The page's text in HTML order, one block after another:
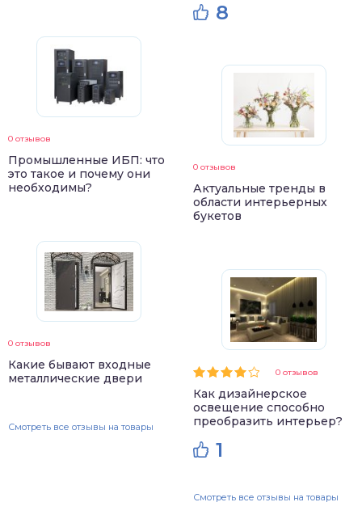
0 отзывов
Промышленные ИБП: что
это такое и почему они
необходимы?
0 отзывов
Какие бывают входные
металлические двери
Смотреть все отзывы на товары
8
0 отзывов
Актуальные тренды в
области интерьерных
букетов
0 отзывов
Как дизайнерское
освещение способно
преобразить интерьер?
1
Смотреть все отзывы на товары